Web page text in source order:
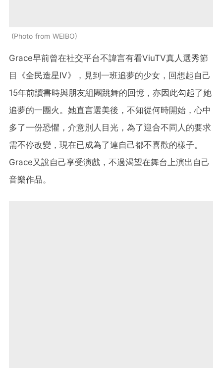
Photo from WEIBO
Grace早前曾在社交平台不諱言有看ViuTV真人選秀節
目《全民造星IV》，見到一班追夢的少女，回想起自己
15年前讀書時與朋友組團跳舞的回憶，亦因此勾起了她
追夢的一團火。她直言選美後，不知從何時開始，心中
多了一份恐懼，介意別人目光，為了迎合不同人的要求
需不停改變，現在已成為了連自己都不喜歡的樣子。
Grace又說自己享受演戲，不過渴望在舞台上演出自己
音樂作品。